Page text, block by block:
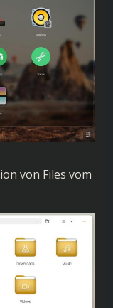
von Files vom